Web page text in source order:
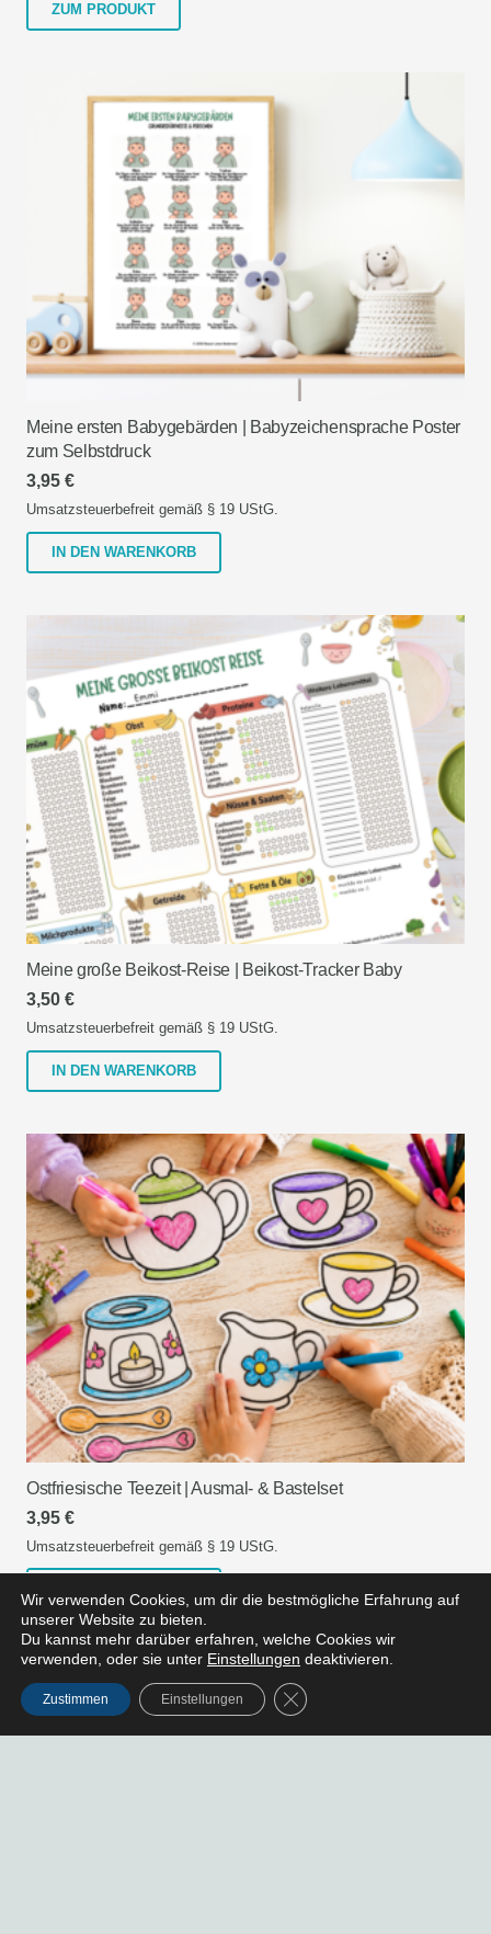
ZUM PRODUKT
Produkt
Varianten
auf.
Die
Optionen
können
auf
der
Produktseite
gewählt
werden
Meine ersten Babygebärden | Babyzeichensprache Poster
zum Selbstdruck
3,95 €
Umsatzsteuerbefreit gemäß § 19 UStG.
IN DEN WARENKORB
Meine große Beikost-Reise | Beikost-Tracker Baby
3,50 €
Umsatzsteuerbefreit gemäß § 19 UStG.
IN DEN WARENKORB
Ostfriesische Teezeit | Ausmal- & Bastelset
3,95 €
Umsatzsteuerbefreit gemäß § 19 UStG.
Wir verwenden Cookies, um dir die bestmögliche Erfahrung auf
unserer Website zu bieten.
Du kannst mehr darüber erfahren, welche Cookies wir
verwenden, oder sie unter Einstellungen deaktivieren.
Zustimmen Einstellungen GDPR Cookie-Banner